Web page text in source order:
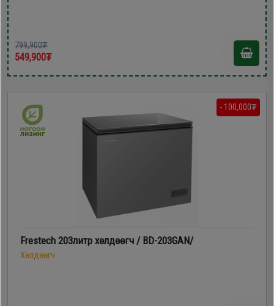
799,900₮
549,900₮
- 100,000₮
Frestech 203литр xөлдөөгч / BD-203GAN/
Хөлдөөгч